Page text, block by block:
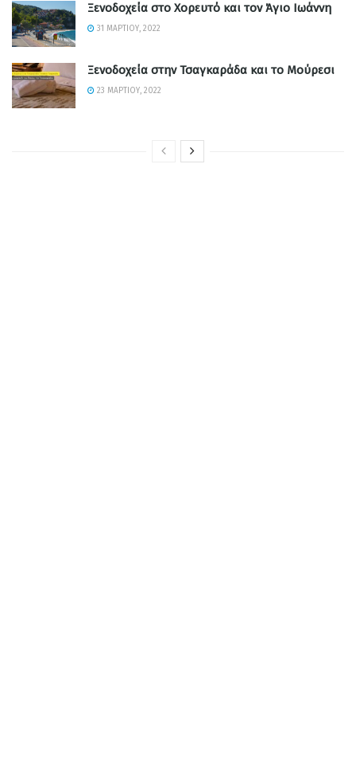
Ξενοδοχεία στο Χορευτό και τον Άγιο Ιωάννη
31 ΜΑΡΤΊΟΥ, 2022
Ξενοδοχεία στην Τσαγκαράδα και το Μούρεσι
23 ΜΑΡΤΊΟΥ, 2022